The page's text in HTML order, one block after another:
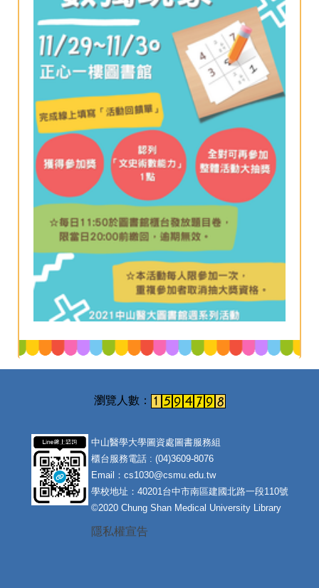
中山醫學大學圖資處圖書服務組
櫃台服務電話 : (04)3609-8076
Email：cs1030@csmu.edu.tw
學校地址：40201台中市南區建國北路一段110號
©2020 Chung Shan Medical University Library
隱私權宣告